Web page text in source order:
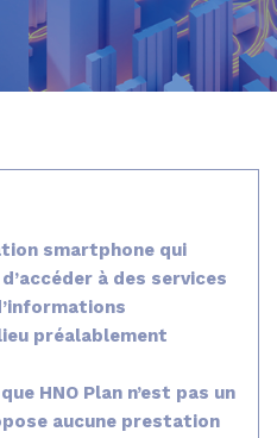
smartphone qui
à des services
préalablement
HNO Plan n’est pas un
aucune prestation